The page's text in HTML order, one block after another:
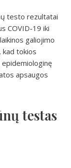
testo rezultatai
COVID-19 iki
galiojimo
kad tokios
apsaugos
testas